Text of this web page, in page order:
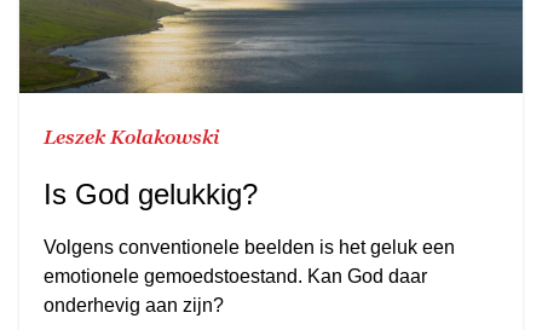
Leszek Kolakowski
Is God gelukkig?
Volgens conventionele beelden is het geluk een
emotionele gemoedstoestand. Kan God daar
onderhevig aan zijn?